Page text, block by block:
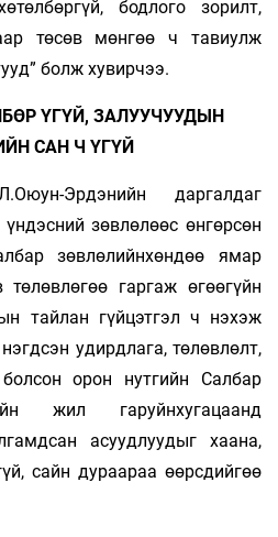
бодлого зорилт,
төсөв мөнгөө ч тавиулж
болж хувирчээ.
ҮГҮЙ, ЗАЛУУЧУУДЫН
САН Ч ҮГҮЙ
Эрдэнийн даргалдаг
зөвлөлөөс өнгөрсөн
зөвлөлийнхөндөө ямар
төлөвлөгөө гаргаж өгөөгүйн
тайлан гүйцэтгэл ч нэхэж
удирдлага, төлөвлөлт,
болсон орон нутгийн Салбар
жил гаруйнхугацаанд
асуудлуудыг хаана,
сайн дураараа өөрсдийгөө